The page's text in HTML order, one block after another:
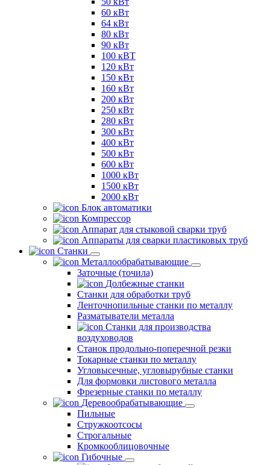
60 кВт
64 кВт
80 кВт
90 кВт
100 кВТ
120 кВт
150 кВт
160 кВт
200 кВт
250 кВт
280 кВт
300 кВт
400 кВт
500 кВт
600 кВт
1000 кВт
1500 кВт
2000 кВт
Блок автоматики
Компрессор
Аппарат для стыковой сварки труб
Аппараты для сварки пластиковых труб
Станки
Металлообрабатывающие
Заточные (точила)
Долбежные станки
Станки для обработки труб
Ленточнопильные станки по металлу
Разматыватели металла
Станки для производства
воздуховодов
Станок продольно-поперечной резки
Токарные станки по металлу
Угловысечные, угловырубные станки
Для формовки листового металла
Фрезерные станки по металлу
Деревообрабатывающие
Пильные
Стружкоотсосы
Строгальные
Кромкооблицовочные
Гибочные